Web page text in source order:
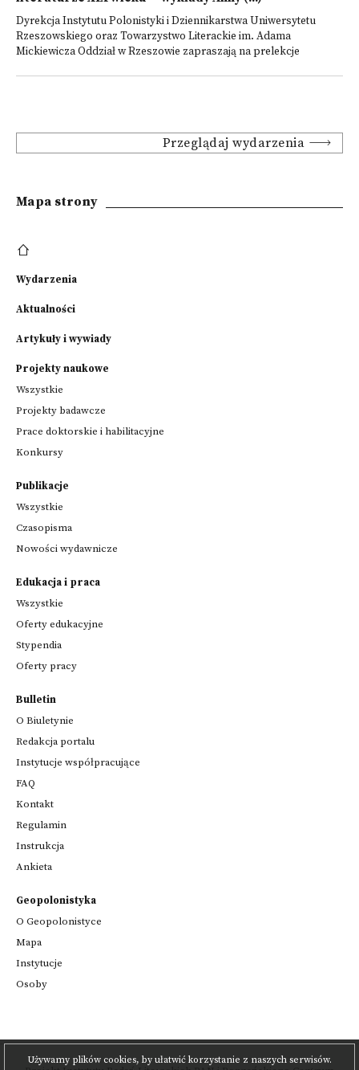
Dyrekcja Instytutu Polonistyki i Dziennikarstwa Uniwersytetu
Rzeszowskiego oraz Towarzystwo Literackie im. Adama
Mickiewicza Oddział w Rzeszowie zapraszają na prelekcje
Przeglądaj wydarzenia
Używamy plików cookies, by ułatwić korzystanie z naszych serwisów.
Mapa strony
Wydarzenia
Aktualności
Artykuły i wywiady
Projekty naukowe
Wszystkie
Projekty badawcze
Prace doktorskie i habilitacyjne
Konkursy
Publikacje
Wszystkie
Czasopisma
Nowości wydawnicze
Edukacja i praca
Wszystkie
Oferty edukacyjne
Stypendia
Oferty pracy
Bulletin
O Biuletynie
Redakcja portalu
Instytucje współpracujące
FAQ
Kontakt
Regulamin
Instrukcja
Ankieta
Geopolonistyka
O Geopolonistyce
Mapa
Instytucje
Osoby